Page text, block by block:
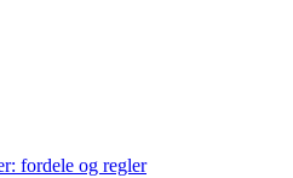
fordele og regler